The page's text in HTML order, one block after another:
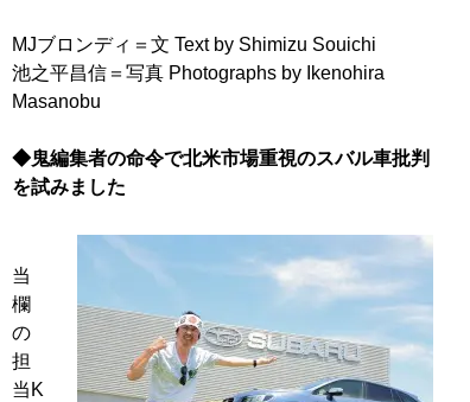
MJブロンディ＝文 Text by Shimizu Souichi
池之平昌信＝写真 Photographs by Ikenohira
Masanobu
◆鬼編集者の命令で北米市場重視のスバル車批判
を試みました
当
欄
の
担
当K